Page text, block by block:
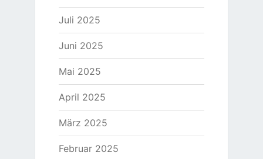
Juli 2025
Juni 2025
Mai 2025
April 2025
März 2025
Februar 2025